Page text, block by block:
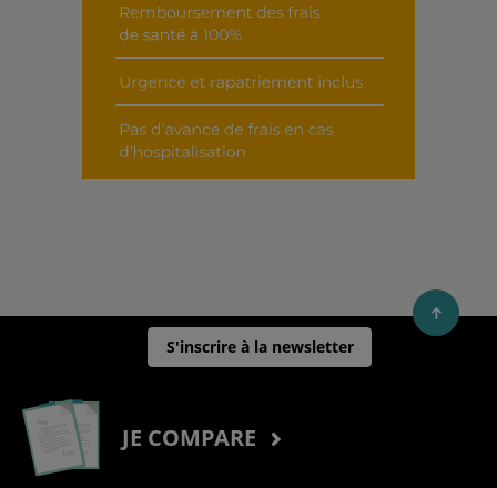
S'inscrire à la newsletter
JE COMPARE